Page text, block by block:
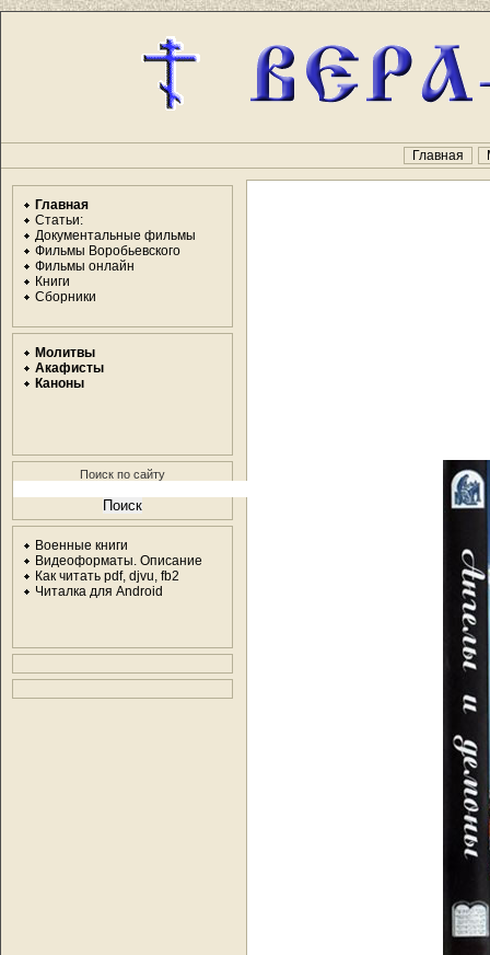
Главная
Главная
Статьи:
Документальные фильмы
Фильмы Воробьевского
Фильмы онлайн
Книги
Сборники
Молитвы
Акафисты
Каноны
Поиск по сайту
Военные книги
Видеоформаты. Описание
Как читать pdf, djvu, fb2
Читалка для Android